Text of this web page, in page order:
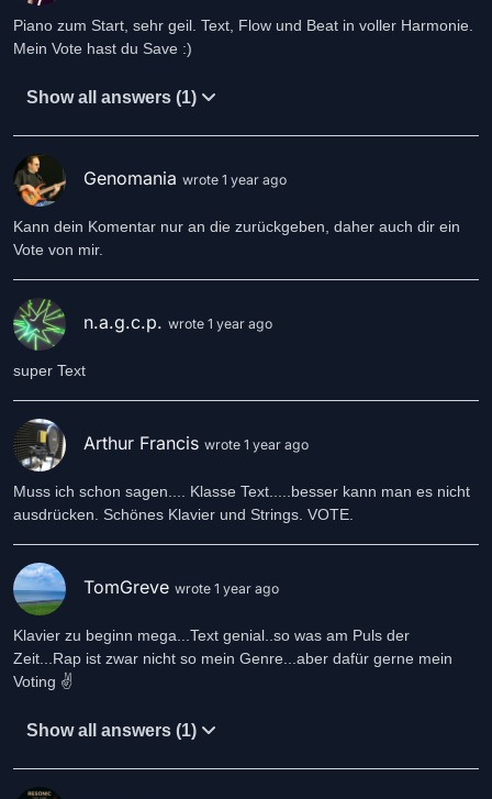
Piano zum Start, sehr geil. Text, Flow und Beat in voller Harmonie.
Mein Vote hast du Save :)
Show all answers (1)
Genomania wrote 1 year ago
Kann dein Komentar nur an die zurückgeben, daher auch dir ein
Vote von mir.
n.a.g.c.p. wrote 1 year ago
super Text
Arthur Francis wrote 1 year ago
Muss ich schon sagen.... Klasse Text.....besser kann man es nicht
ausdrücken. Schönes Klavier und Strings. VOTE.
TomGreve wrote 1 year ago
Klavier zu beginn mega...Text genial..so was am Puls der
Zeit...Rap ist zwar nicht so mein Genre...aber dafür gerne mein
Voting ✌️
Show all answers (1)